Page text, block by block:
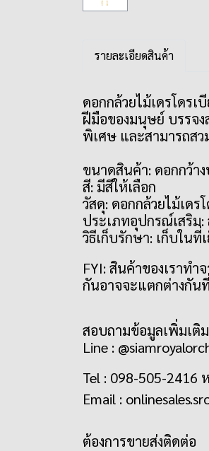
รายละเอียดสินค้า
ดอกกล้วยไม้เดรโดร
ฝีมือของมนุษย์ บรรจง
พิเศษ และสามารถสว
ขนาดสินค้า: ดอกกว้า
สี: มีสีให้เลือก
วัสดุ: ดอกกล้วยไม้เดร
ประเภทอุปกรณ์เสริม
วิธีเก็บรักษา: เก็บใน
FYI: สินค้าของเราท
กันอาจจะแตกต่างกัน
สอบถามข้อมูลเพิ่มเติ
Line :
Tel : 098-505-2416
Email :
ต้องการขายส่งติดต่อ